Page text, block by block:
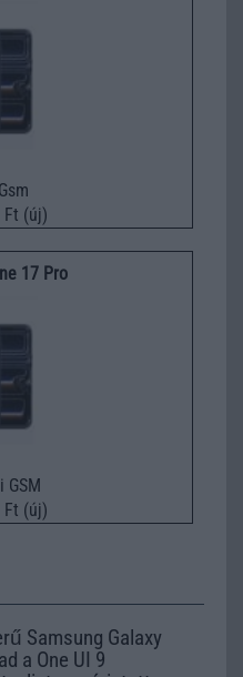
Ft (új)
17 Pro
GSM
Ft (új)
Samsung Galaxy
a One UI 9